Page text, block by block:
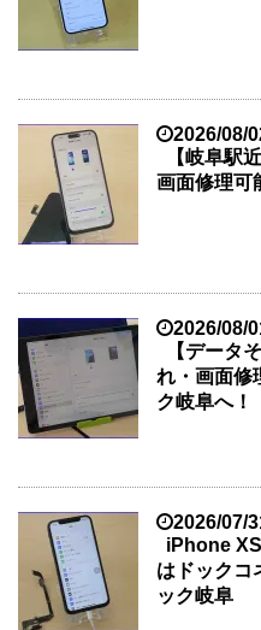
2026/08/
【岐阜駅
画面修理可
2026/08/
【データ
れ・画面修
ク岐阜へ！
2026/07/
iPhone
はドックコ
ック岐阜